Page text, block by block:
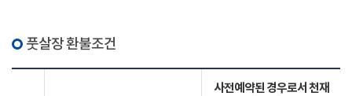
풋살장 환불조건
사전예약된 경우로서 천재